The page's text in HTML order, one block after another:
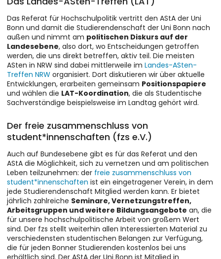
Das Referat für Hochschulpolitik vertritt den AStA der Uni
Bonn und damit die Studierendenschaft der Uni Bonn nach
außen und nimmt am politischen Diskurs auf der
Landesebene, also dort, wo Entscheidungen getroffen
werden, die uns direkt betreffen, aktiv teil. Die meisten
ASten in NRW sind dabei mittlerweile im Landes-ASten-
Treffen NRW organisiert. Dort diskutieren wir über aktuelle
Entwicklungen, erarbeiten gemeinsam Positionspapiere
und wählen die LAT-Koordination, die als Studentische
Sachverständige beispielsweise im Landtag gehört wird.
Der freie zusammenschluss von
student*innenschaften (fzs e.V.)
Auch auf Bundesebene gibt es für das Referat und den
AStA die Möglichkeit, sich zu vernetzen und am politischen
Leben teilzunehmen: der freie zusammenschluss von
student*innenschaften ist ein eingetragener Verein, in dem
jede Studierendenschaft Mitglied werden kann. Er bietet
jährlich zahlreiche Seminare, Vernetzungstreffen,
Arbeitsgruppen und weitere Bildungsangebote an, die
für unsere hochschulpolitische Arbeit von großem Wert
sind. Der fzs stellt weiterhin allen Interessierten Material zu
verschiedensten studentischen Belangen zur Verfügung,
die für jeden Bonner Studierenden kostenlos bei uns